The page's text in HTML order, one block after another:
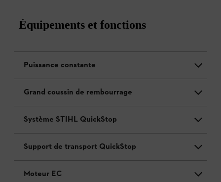
Équipements et fonctions
Puissance constante
Grand coussin de rembourrage
Système STIHL QuickStop
Support de transport QuickStop
Moteur EC